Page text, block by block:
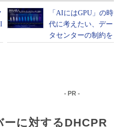
- PR -
ーに対するDHCPR